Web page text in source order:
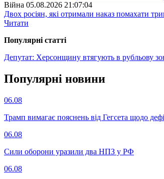
Війна 05.08.2026 21:07:04
Двох росіян, які отримали наказ помахати
Читати
Популярнi статтi
Депутат: Херсонщину втягують в рубльову
Популярнi новини
06.08
Трамп вимагає пояснень від Гегсета щодо
06.08
Сили оборони уразили два НПЗ у РФ
06.08